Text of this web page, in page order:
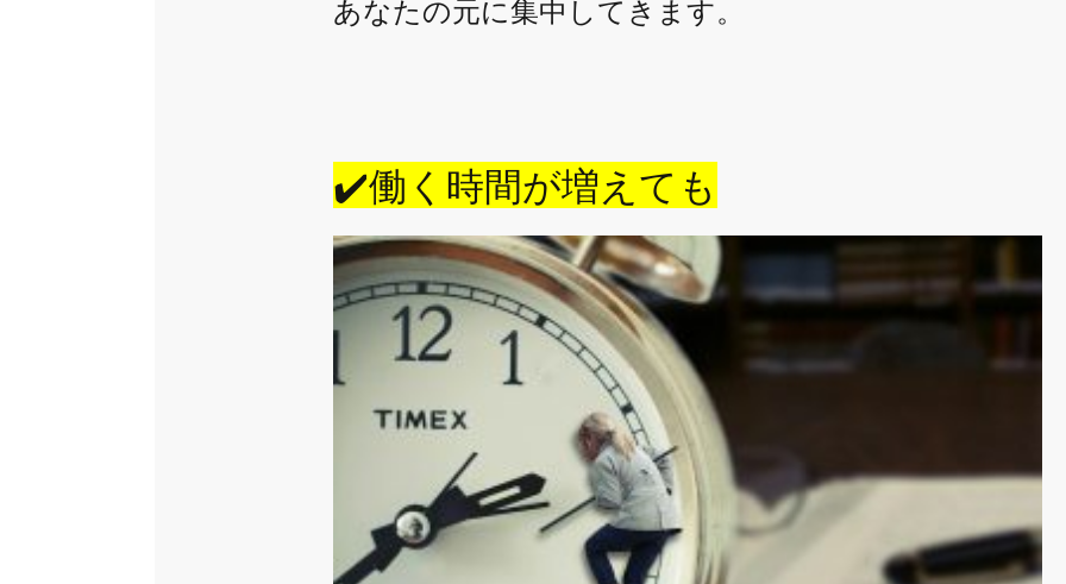
あなたの元に集中してきます。
✔️働く時間が増えても